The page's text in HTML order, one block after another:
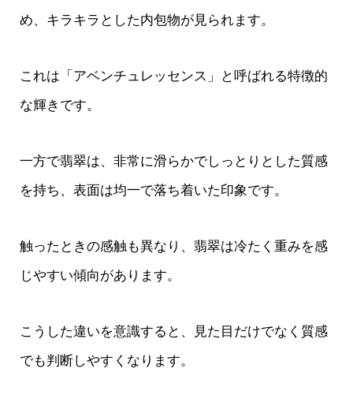
め、キラキラとした内包物が見られます。
これは「アベンチュレッセンス」と呼ばれる特徴的
な輝きです。
一方で翡翠は、非常に滑らかでしっとりとした質感
を持ち、表面は均一で落ち着いた印象です。
触ったときの感触も異なり、翡翠は冷たく重みを感
じやすい傾向があります。
こうした違いを意識すると、見た目だけでなく質感
でも判断しやすくなります。